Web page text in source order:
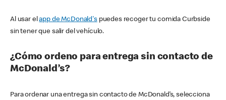
Al usar elapp de McDonald'spuedes recoger tu comida Curbside
sin tener que salir del vehículo.
¿Cómo ordeno para entrega sin contacto de
McDonald’s?
Para ordenar una entrega sin contacto de McDonald’s, selecciona